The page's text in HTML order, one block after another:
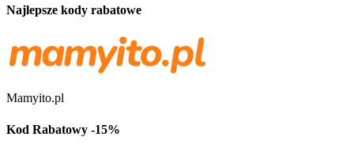
Najlepsze kody rabatowe
Mamyito.pl
Kod Rabatowy -15%